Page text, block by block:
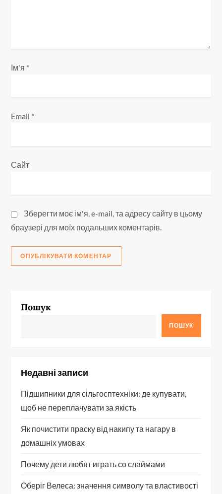
і
Ім'я *
Email *
Сайт
Зберегти моє ім'я, e-mail, та адресу сайту в цьому
браузері для моїх подальших коментарів.
Пошук
ПОШУК
Недавні записи
Підшипники для сільгосптехніки: де купувати,
щоб не переплачувати за якість
Як почистити праску від накипу та нагару в
домашніх умовах
Почему дети любят играть со слаймами
Оберіг Велеса: значення символу та властивості